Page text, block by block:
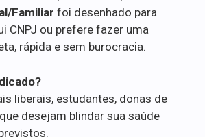
Familiar foi desenhado para
CNPJ ou prefere fazer uma
rápida e sem burocracia.
liberais, estudantes, donas de
desejam blindar sua saúde